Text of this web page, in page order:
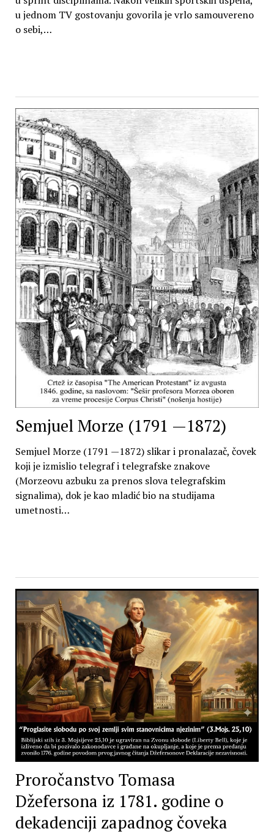
u jednom TV gostovanju govorila je vrlo samouvereno
o sebi,…
Semjuel Morze (1791 —1872)
Semjuel Morze (1791 —1872) slikar i pronalazač, čovek
koji je izmislio telegraf i telegrafske znakove
(Morzeovu azbuku za prenos slova telegrafskim
signalima), dok je kao mladić bio na studijama
umetnosti…
Proročanstvo Tomasa
Džefersona iz 1781. godine o
dekadenciji zapadnog čoveka